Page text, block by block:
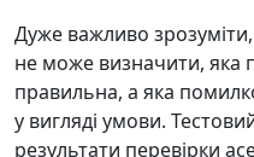
Дуже важливо
не може визначити, яка
правильна, а яка
у вигляді умови.
результати перевірки